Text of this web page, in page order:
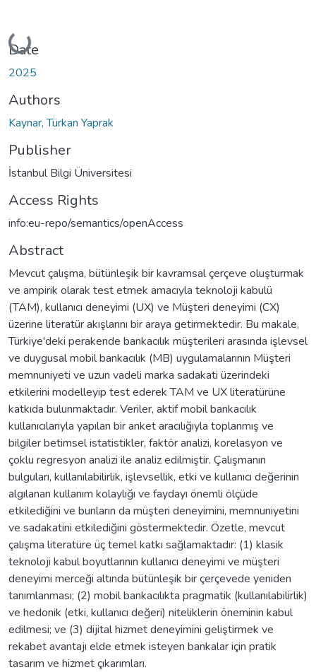
Loading...
Date
2025
Authors
Kaynar, Türkan Yaprak
Publisher
İstanbul Bilgi Üniversitesi
Access Rights
info:eu-repo/semantics/openAccess
Abstract
Mevcut çalışma, bütünleşik bir kavramsal çerçeve oluşturmak
ve ampirik olarak test etmek amacıyla teknoloji kabulü
(TAM), kullanıcı deneyimi (UX) ve Müşteri deneyimi (CX)
üzerine literatür akışlarını bir araya getirmektedir. Bu makale,
Türkiye'deki perakende bankacılık müşterileri arasında işlevsel
ve duygusal mobil bankacılık (MB) uygulamalarının Müşteri
memnuniyeti ve uzun vadeli marka sadakati üzerindeki
etkilerini modelleyip test ederek TAM ve UX literatürüne
katkıda bulunmaktadır. Veriler, aktif mobil bankacılık
kullanıcılarıyla yapılan bir anket aracılığıyla toplanmış ve
bilgiler betimsel istatistikler, faktör analizi, korelasyon ve
çoklu regresyon analizi ile analiz edilmiştir. Çalışmanın
bulguları, kullanılabilirlik, işlevsellik, etki ve kullanıcı değerinin
algılanan kullanım kolaylığı ve faydayı önemli ölçüde
etkilediğini ve bunların da müşteri deneyimini, memnuniyetini
ve sadakatini etkilediğini göstermektedir. Özetle, mevcut
çalışma literatüre üç temel katkı sağlamaktadır: (1) klasik
teknoloji kabul boyutlarının kullanıcı deneyimi ve müşteri
deneyimi merceği altında bütünleşik bir çerçevede yeniden
tanımlanması; (2) mobil bankacılıkta pragmatik (kullanılabilirlik)
ve hedonik (etki, kullanıcı değeri) niteliklerin öneminin kabul
edilmesi; ve (3) dijital hizmet deneyimini geliştirmek ve
rekabet avantajı elde etmek isteyen bankalar için pratik
tasarım ve hizmet çıkarımları.